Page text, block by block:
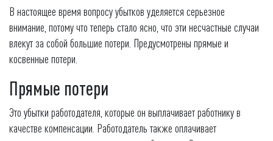
В настоящее время вопросу убытков уделяется серьезное
внимание, потому что теперь стало ясно, что эти несчастные случаи
влекут за собой большие потери. Предусмотрены прямые и
косвенные потери.
Прямые потери
Это убытки работодателя, которые он выплачивает работнику в
качестве компенсации. Работодатель также оплачивает